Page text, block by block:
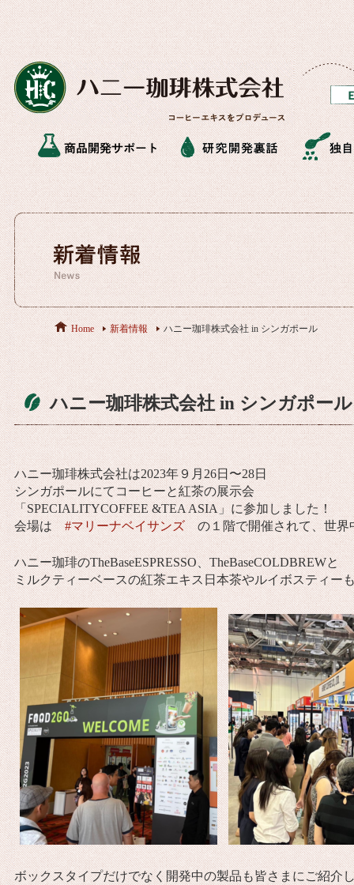
Home 新着情報 ハニー珈琲株式会社 in シンガポール
ハニー珈琲株式会社 in シンガポール
ハニー珈琲株式会社は2023年９月26日〜28日
シンガポールにてコーヒーと紅茶の展示会
「SPECIALITYCOFFEE &TEA ASIA」に参加しました！
会場は#マリーナベイサンズの１階で開催されて、世界
ハニー珈琲のTheBaseESPRESSO、TheBaseCOLDBREWと
ミルクティーベースの紅茶エキス日本茶やルイボスティー
ボックスタイプだけでなく開発中の製品も皆さまにご紹介